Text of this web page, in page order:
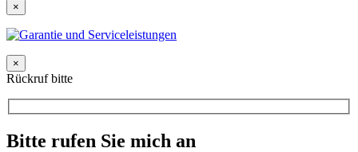
×
×
Rückruf bitte
Bitte rufen Sie mich an